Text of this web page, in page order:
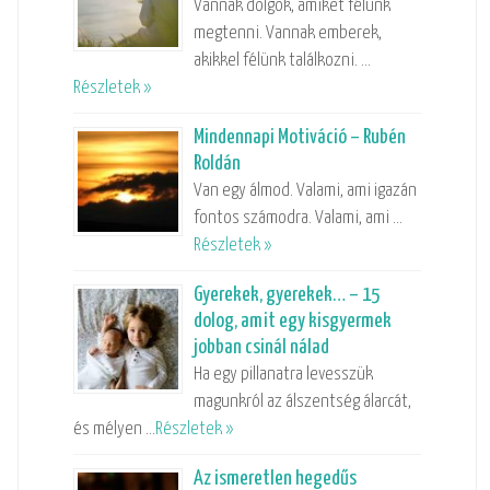
Vannak dolgok, amiket félünk
megtenni. Vannak emberek,
akikkel félünk találkozni. …
Részletek »
Mindennapi Motiváció – Rubén
Roldán
Van egy álmod. Valami, ami igazán
fontos számodra. Valami, ami …
Részletek »
Gyerekek, gyerekek… – 15
dolog, amit egy kisgyermek
jobban csinál nálad
Ha egy pillanatra levesszük
magunkról az álszentség álarcát,
és mélyen …Részletek »
Az ismeretlen hegedűs